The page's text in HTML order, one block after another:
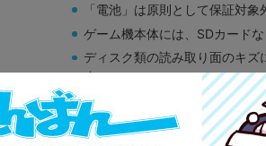
「電池」は原則として保証対象
ゲーム機本体には、SDカード
ディスク類の読み取り面のキズ
す。
※詳細につきましてはコチラ